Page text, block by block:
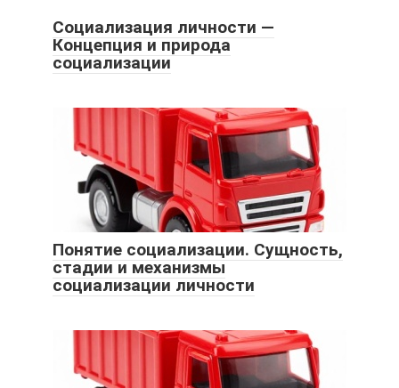
Социализация личности —
Концепция и природа
социализации
Понятие социализации. Сущность,
стадии и механизмы
социализации личности